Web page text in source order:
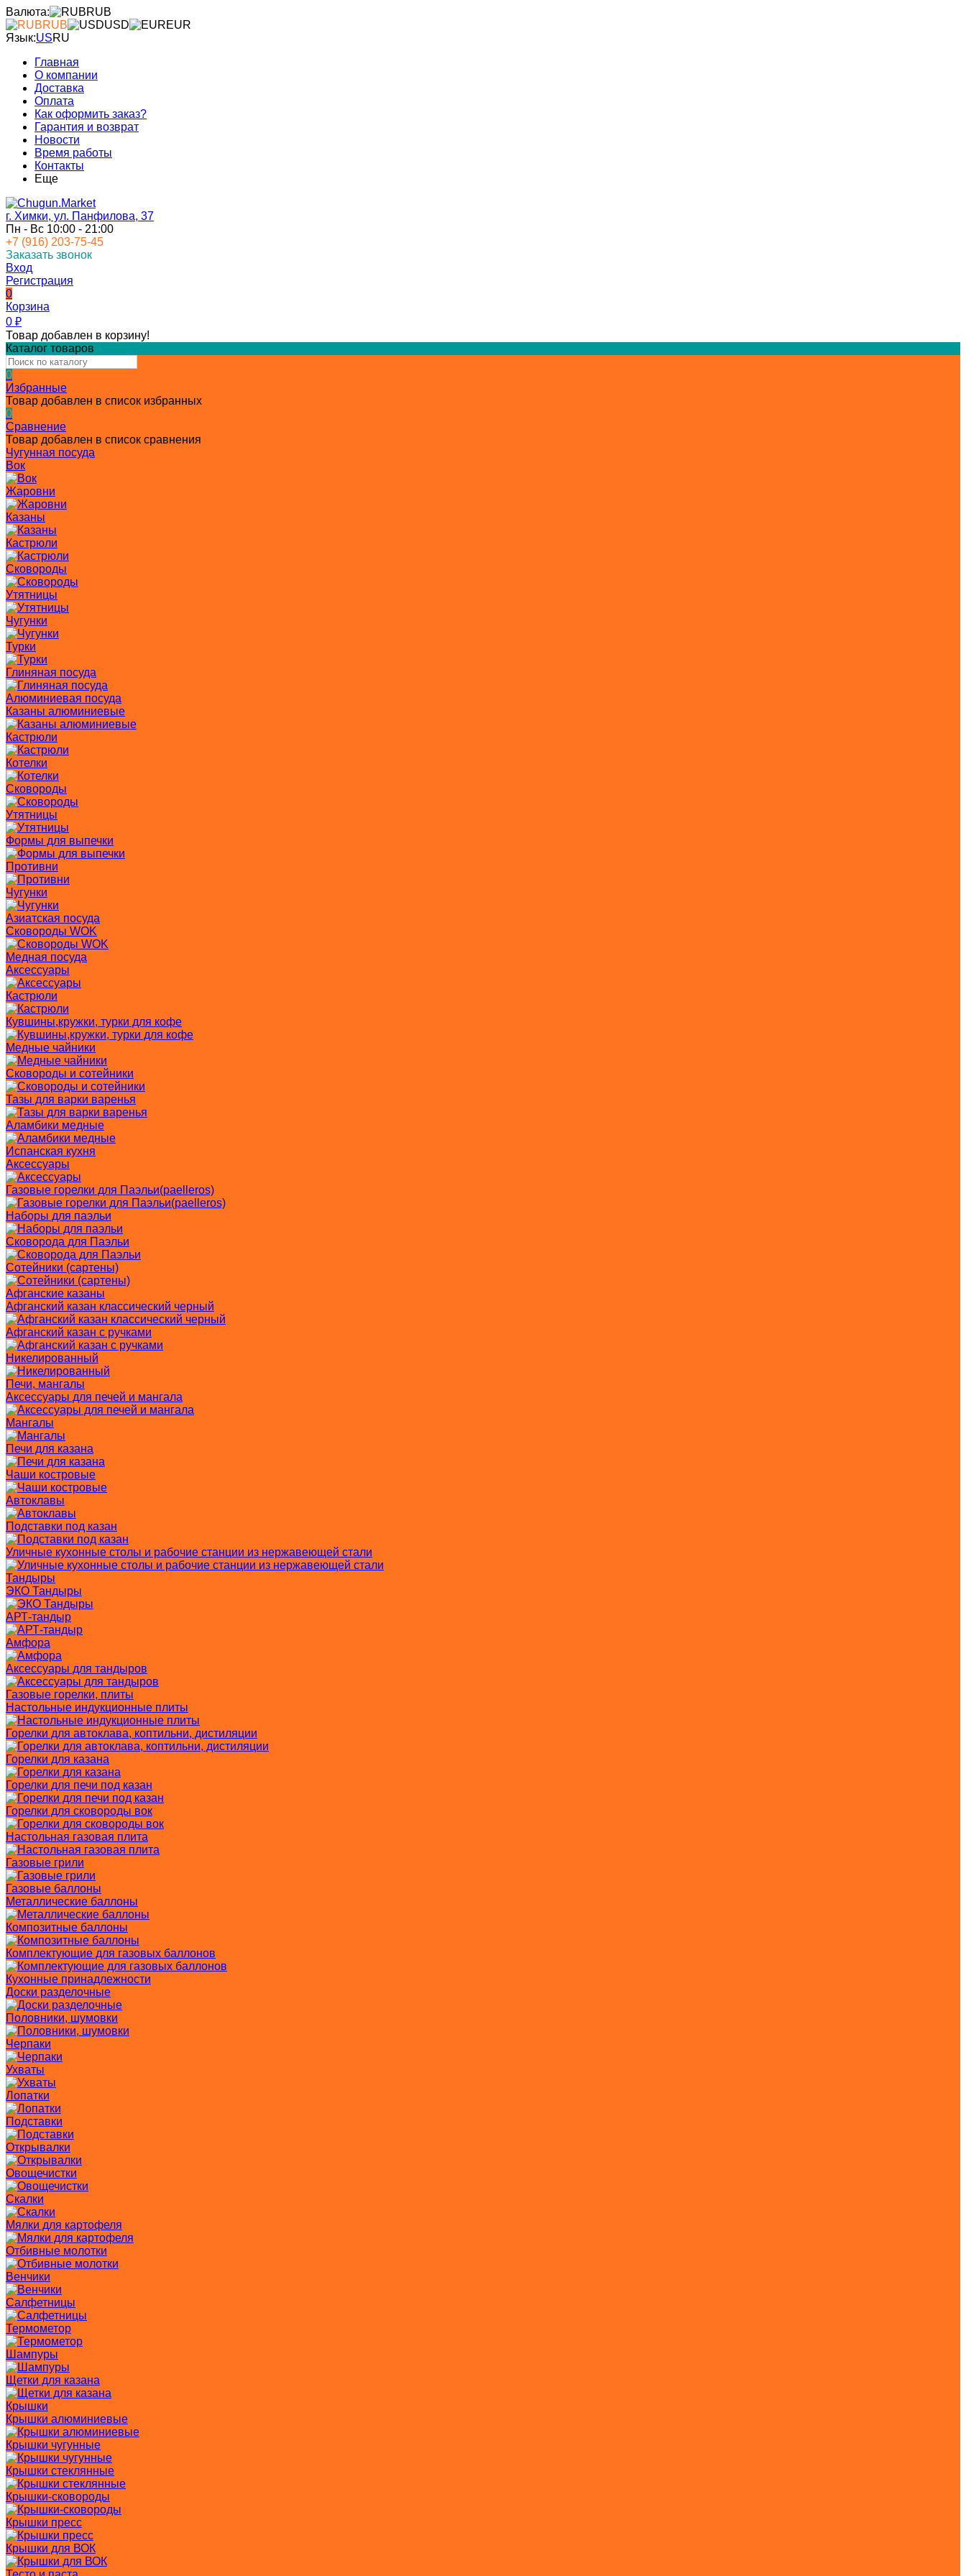
Валюта:
RUB
RUB
USD
EUR
Язык:USRU
Главная
О компании
Доставка
Оплата
Как оформить заказ?
Гарантия и возврат
Новости
Время работы
Контакты
Еще
г. Химки, ул. Панфилова, 37
Пн - Вс 10:00 - 21:00
+7 (916) 203-75-45
Заказать звонок
Вход
Регистрация
0
Корзина
0 ₽
Товар добавлен в корзину!
Каталог товаров
0
Избранные
Товар добавлен в список избранных
0
Сравнение
Товар добавлен в список сравнения
Чугунная посуда
Вок
Жаровни
Казаны
Кастрюли
Сковороды
Утятницы
Чугунки
Турки
Глиняная посуда
Алюминиевая посуда
Казаны алюминиевые
Кастрюли
Котелки
Сковороды
Утятницы
Формы для выпечки
Противни
Чугунки
Азиатская посуда
Сковороды WOK
Медная посуда
Аксессуары
Кастрюли
Кувшины,кружки, турки для кофе
Медные чайники
Сковороды и сотейники
Тазы для варки варенья
Аламбики медные
Испанская кухня
Аксессуары
Газовые горелки для Паэльи(paelleros)
Наборы для паэльи
Сковорода для Паэльи
Сотейники (сартены)
Афганские казаны
Афганский казан классический черный
Афганский казан с ручками
Никелированный
Печи, мангалы
Аксессуары для печей и мангала
Мангалы
Печи для казана
Чаши костровые
Автоклавы
Подставки под казан
Уличные кухонные столы и рабочие станции из нержавеющей стали
Тандыры
ЭКО Тандыры
АРТ-тандыр
Амфора
Аксессуары для тандыров
Газовые горелки, плиты
Настольные индукционные плиты
Горелки для автоклава, коптильни, дистиляции
Горелки для казана
Горелки для печи под казан
Горелки для сковороды вок
Настольная газовая плита
Газовые грили
Газовые баллоны
Металлические баллоны
Композитные баллоны
Комплектующие для газовых баллонов
Кухонные принадлежности
Доски разделочные
Половники, шумовки
Черпаки
Ухваты
Лопатки
Подставки
Открывалки
Овощечистки
Скалки
Мялки для картофеля
Отбивные молотки
Венчики
Салфетницы
Термометор
Шампуры
Щетки для казана
Крышки
Крышки алюминиевые
Крышки чугунные
Крышки стеклянные
Крышки-сковороды
Крышки пресс
Крышки для ВОК